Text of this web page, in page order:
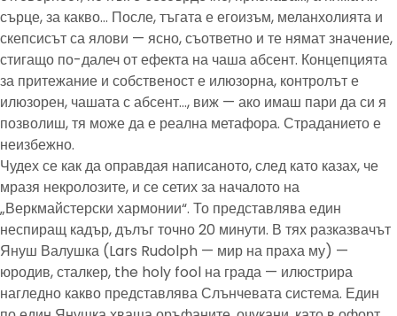
сърце, за какво… После, тъгата е егоизъм, меланхолията и
скепсисът са ялови — ясно, съответно и те нямат значение,
стигащо по-далеч от ефекта на чаша абсент. Концепцията
за притежание и собственост е илюзорна, контролът е
илюзорен, чашата с абсент…, виж — ако имаш пари да си я
позволиш, тя може да е реална метафора. Страданието е
неизбежно.
Чудех се как да оправдая написаното, след като казах, че
мразя некролозите, и се сетих за началото на
„Веркмайстерски хармонии“. То представлява един
неспиращ кадър, дълъг точно 20 минути. В тях разказвачът
Януш Валушка (Lars Rudolph — мир на праха му) —
юродив, сталкер, the holy fool на града — илюстрира
нагледно какво представлява Слънчевата система. Един